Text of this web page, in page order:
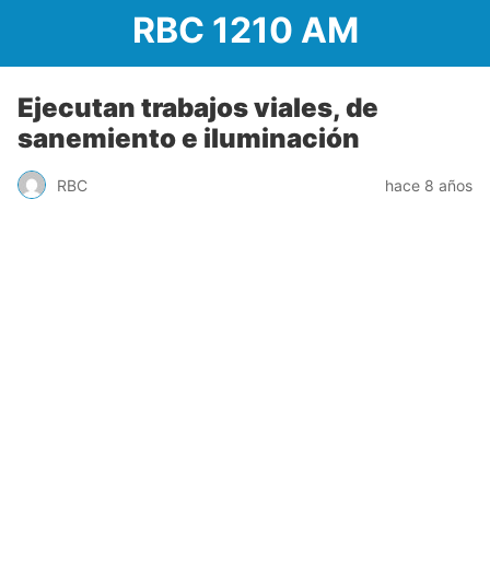
RBC 1210 AM
Ejecutan trabajos viales, de
sanemiento e iluminación
RBC hace 8 años